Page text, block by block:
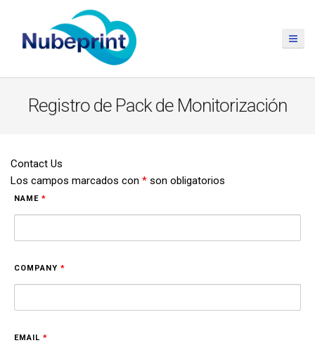
Registro de Pack de Monitorización
Contact Us
Los campos marcados con * son obligatorios
NAME *
COMPANY *
EMAIL *